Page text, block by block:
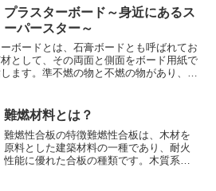
あります。杢とは板材の表面に現れた模
様のことであり、円形になっている物を
玉杢と言います。玉杢は樹皮下に出現し
やすく、老木に多く出ます。
ディングを貼ることが多いですが、サイ
り、壁全体の垂れ下がりが起こることが
屋の壁紙の接着部分が弱くなって垂れ下
しこの場合は、水漏れや雨水が漏れた可
ければならないでしょう。
プラスターボード～身近にあるス
ーパースター～
ボードとは、石膏ボードとも呼ばれてお
として、その両面と側面をボード用紙で
ます。準不燃の物と不燃の物があり、準
上げます。プラスターの種類は2種類あ
プラスターと、白雲石を高温焼成したド
す。また、水まわりで使用する場合には
、耐火性能を求められる建物には強化プ
。安価なこともあり、様々な箇所でよく
難燃材料とは？
難燃性合板の特徴難燃性合板は、木材を
原料とした建築材料の一種であり、耐火
性能に優れた合板の種類です。木質系材